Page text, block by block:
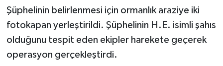
Şüphelinin belirlenmesi için ormanlık araziye iki
fotokapan yerleştirildi. Şüphelinin H.E. isimli şahıs
olduğunu tespit eden ekipler harekete geçerek
operasyon gerçekleştirdi.